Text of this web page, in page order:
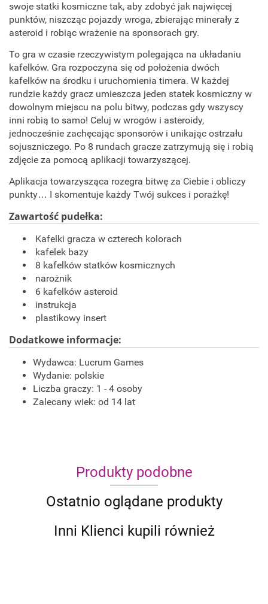
swoje statki kosmiczne tak, aby zdobyć jak najwięcej
punktów, niszcząc pojazdy wroga, zbierając minerały z
asteroid i robiąc wrażenie na sponsorach gry.
To gra w czasie rzeczywistym polegająca na układaniu
kafelków. Gra rozpoczyna się od położenia dwóch
kafelków na środku i uruchomienia timera. W każdej
rundzie każdy gracz umieszcza jeden statek kosmiczny w
dowolnym miejscu na polu bitwy, podczas gdy wszyscy
inni robią to samo! Celuj w wrogów i asteroidy,
jednocześnie zachęcając sponsorów i unikając ostrzału
sojuszniczego. Po 8 rundach gracze zatrzymują się i robią
zdjęcie za pomocą aplikacji towarzyszącej.
Aplikacja towarzysząca rozegra bitwę za Ciebie i obliczy
punkty… I skomentuje każdy Twój sukces i porażkę!
Zawartość pudełka:
Kafelki gracza w czterech kolorach
kafelek bazy
8 kafelków statków kosmicznych
narożnik
6 kafelków asteroid
instrukcja
plastikowy insert
Dodatkowe informacje:
Wydawca: Lucrum Games
Wydanie: polskie
Liczba graczy: 1 - 4 osoby
Zalecany wiek: od 14 lat
Produkty podobne
Ostatnio oglądane produkty
Inni Klienci kupili również